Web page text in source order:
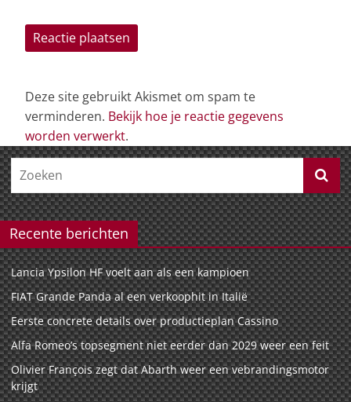
Deze site gebruikt Akismet om spam te
verminderen. Bekijk hoe je reactie gegevens
worden verwerkt.
Recente berichten
Lancia Ypsilon HF voelt aan als een kampioen
FIAT Grande Panda al een verkoophit in Italië
Eerste concrete details over productieplan Cassino
Alfa Romeo’s topsegment niet eerder dan 2029 weer een feit
Olivier François zegt dat Abarth weer een vebrandingsmotor
krijgt